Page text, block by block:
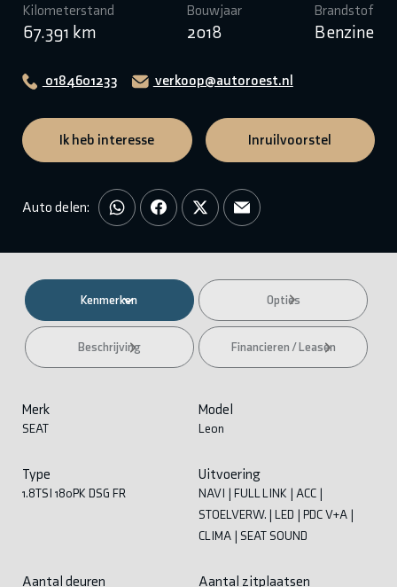
Kilometerstand
67.391 km
Bouwjaar
2018
Brandstof
Benzine
0184601233 verkoop@autoroest.nl
Ik heb interesse Inruilvoorstel
Auto delen:
Kenmerken Opties
Beschrijving Financieren / Leasen
Merk
SEAT
Model
Leon
Type
1.8TSI 180PK DSG FR
Uitvoering
NAVI | FULL LINK | ACC |
STOELVERW. | LED | PDC V+A |
CLIMA | SEAT SOUND
Aantal deuren Aantal zitplaatsen